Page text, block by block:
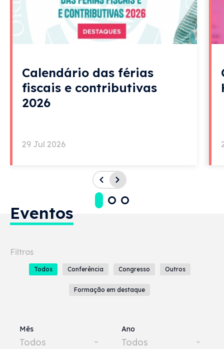
Calendário das férias
fiscais e contributivas
2026
29 Jul 2026
Eventos
Todos Conferência Congresso Outros
Formação em destaque
Mês
Todos
Ano
Todos